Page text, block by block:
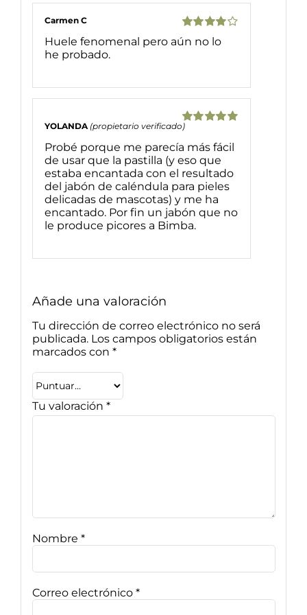
Valorado
con 4de 5
Carmen C
Huele fenomenal pero aún no lo
he probado.
Valorado
con5de 5
YOLANDA (propietario verificado)
Probé porque me parecía más fácil
de usar que la pastilla (y eso que
estaba encantada con el resultado
del jabón de caléndula para pieles
delicadas de mascotas) y me ha
encantado. Por fin un jabón que no
le produce picores a Bimba.
Añade una valoración
Tu dirección de correo electrónico no será
publicada. Los campos obligatorios están
marcados con *
Tu valoración *
Nombre *
Correo electrónico *